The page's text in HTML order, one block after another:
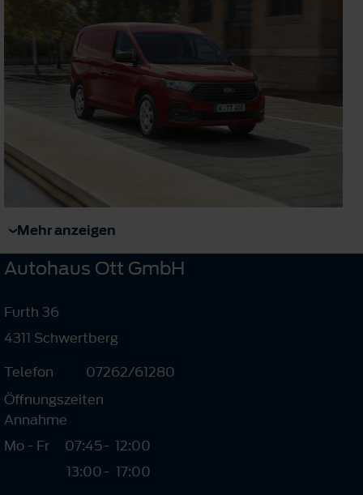
Mehr anzeigen
Autohaus Ott GmbH
Furth 36
4311 Schwertberg
Telefon
07262/61280
Öffnungszeiten
Annahme
Mo - Fr
07:45
13:00
-
-
12:00
17:00